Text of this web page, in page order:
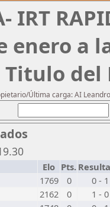
IRT
enero a
Titulo
Última carga: AI
Elo Pts.
1769 0
0 - 1
2162 0
1 - 0